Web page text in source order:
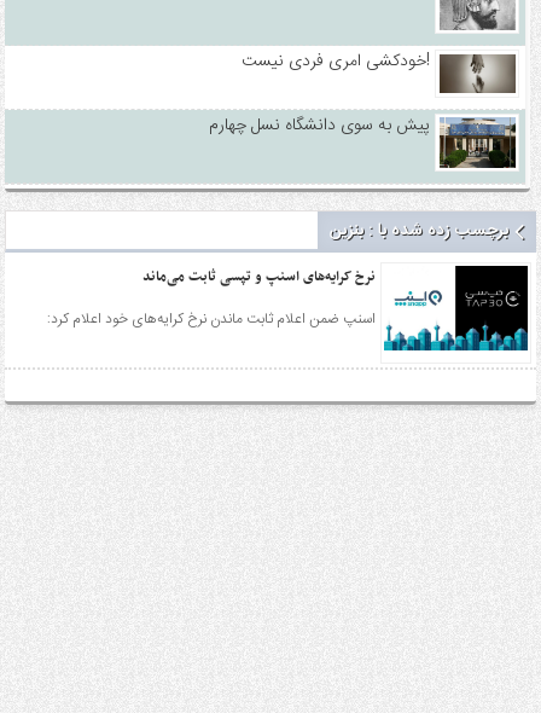
خودکشی امری فردی نیست!
پیش به سوی دانشگاه نسل چهارم
برچسب زده شده با : بنزین
نرخ کرایه‌های اسنپ و تپسی ثابت می‌ماند
اسنپ ضمن اعلام ثابت ماندن نرخ کرایه‌های خود اعلام کرد: